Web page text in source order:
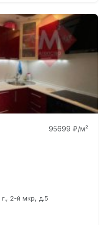
95699 ₽/м²
2-й мкр, д.5